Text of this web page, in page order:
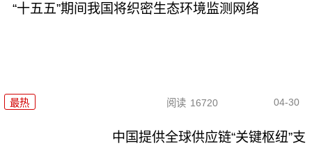
“十五五”期间我国将织密生态环境监测网络
最热 阅读 16720 04-30
中国提供全球供应链“关键枢纽”支